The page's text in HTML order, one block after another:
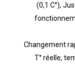
(0,1 C°),
Changement
T° réelle,